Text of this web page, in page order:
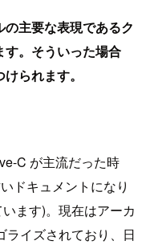
主要な表現であるク
す。そういった場合
られます。
C が主流だった時
ドキュメントになり
ます)。現在はアーカ
ライズされており、日